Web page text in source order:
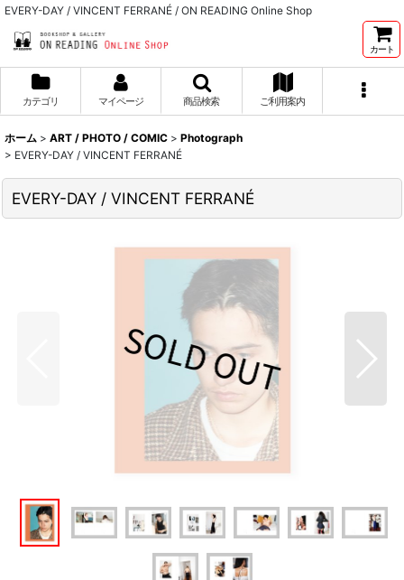
EVERY-DAY / VINCENT FERRANÉ / ON READING Online Shop
カート
カテゴリ マイページ 商品検索 ご利用案内
ホーム > ART / PHOTO / COMIC > Photograph
> EVERY-DAY / VINCENT FERRANÉ
EVERY-DAY / VINCENT FERRANÉ